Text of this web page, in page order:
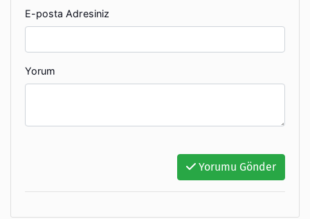
E-posta Adresiniz
Yorum
Yorumu Gönder